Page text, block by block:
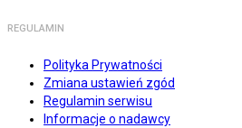
REGULAMIN
Polityka Prywatności
Zmiana ustawień zgód
Regulamin serwisu
Informacje o nadawcy